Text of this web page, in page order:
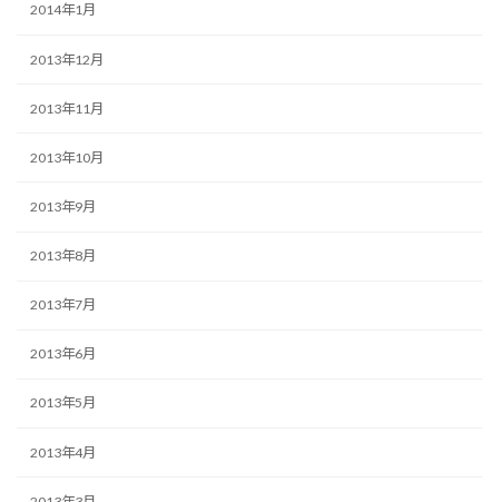
2014年1月
2013年12月
2013年11月
2013年10月
2013年9月
2013年8月
2013年7月
2013年6月
2013年5月
2013年4月